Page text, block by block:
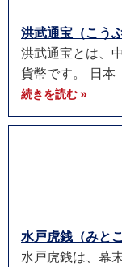
洪武通宝（こう
洪武通宝とは、
貨幣です。 日本
続きを読む »
水戸虎銭（みと
水戸虎銭は、幕